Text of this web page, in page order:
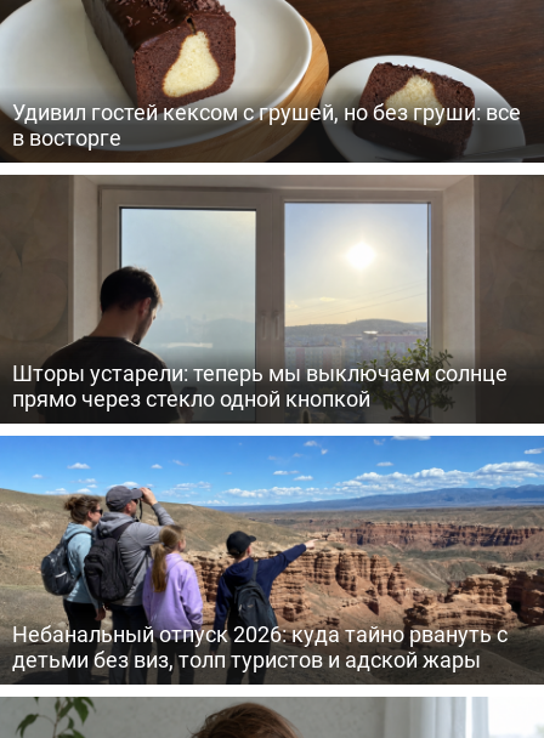
Удивил гостей кексом с грушей, но без груши: все
в восторге
Шторы устарели: теперь мы выключаем солнце
прямо через стекло одной кнопкой
Небанальный отпуск 2026: куда тайно рвануть с
детьми без виз, толп туристов и адской жары